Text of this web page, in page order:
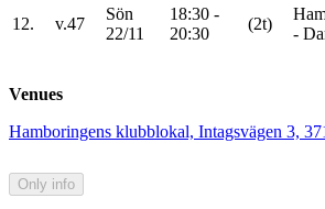
12.
v.47
Sön
22/11
18:30 -
20:30
(2t)
-
Venues
Hamboringens klubblokal, Intagsvägen 3,